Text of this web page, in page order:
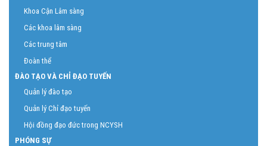
Khoa Cận Lâm sàng
Các khoa lâm sàng
Các trung tâm
Đoàn thể
ĐÀO TẠO VÀ CHỈ ĐẠO TUYẾN
Quản lý đào tạo
Quản lý Chỉ đạo tuyến
Hội đồng đạo đức trong NCYSH
PHÓNG SỰ